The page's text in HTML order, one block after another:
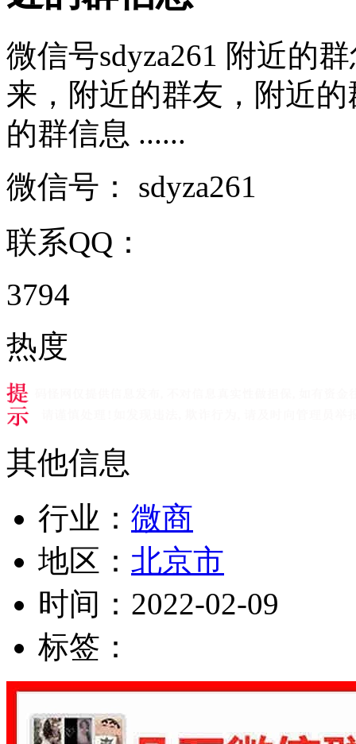
微信号sdyza261 附近的
来，附近的群友，附近
的群信息 ......
微信号： sdyza261
联系QQ：
3794
热度
其他信息
行业： 微商
地区： 北京市
时间： 2022-02-09
标签：